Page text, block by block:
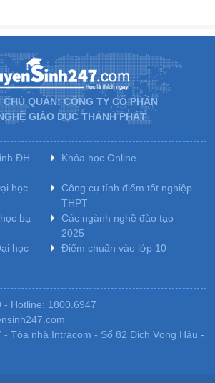
QUẢN: CÔNG TY CỔ PHẦN
GIÁO DỤC THÀNH PHÁT
ĐH
Khóa học Online
học
Công cụ tính điểm tốt nghiệp
THPT
bạ
Các ngành nghề đào tạo
2025
học
Điểm chuẩn vào lớp 10
- Hotline: 1800.6947
- Tòa nhà Intracom - Số 82 Dịch Vọng Hậu -